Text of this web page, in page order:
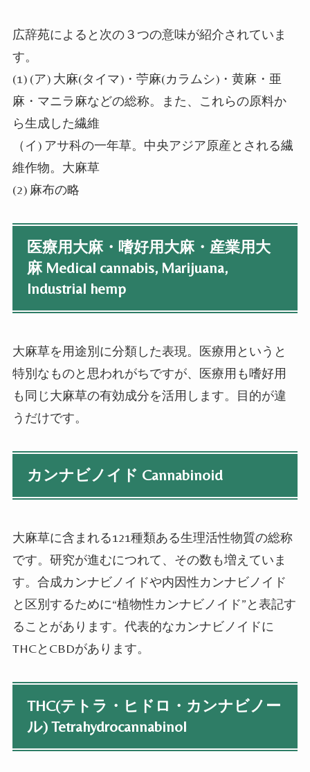
広辞苑によると次の３つの意味が紹介されていま
す。
(1) (ア) 大麻(タイマ)・苧麻(カラムシ)・黄麻・亜
麻・マニラ麻などの総称。また、これらの原料か
ら生成した繊維
（イ) アサ科の一年草。中央アジア原産とされる繊
維作物。大麻草
(2) 麻布の略
医療用大麻・嗜好用大麻・産業用大
麻 Medical cannabis, Marijuana,
Industrial hemp
大麻草を用途別に分類した表現。医療用というと
特別なものと思われがちですが、医療用も嗜好用
も同じ大麻草の有効成分を活用します。目的が違
うだけです。
カンナビノイド Cannabinoid
大麻草に含まれる121種類ある生理活性物質の総称
です。研究が進むにつれて、その数も増えていま
す。合成カンナビノイドや内因性カンナビノイド
と区別するために“植物性カンナビノイド”と表記す
ることがあります。代表的なカンナビノイドに
THCとCBDがあります。
THC(テトラ・ヒドロ・カンナビノー
ル) Tetrahydrocannabinol